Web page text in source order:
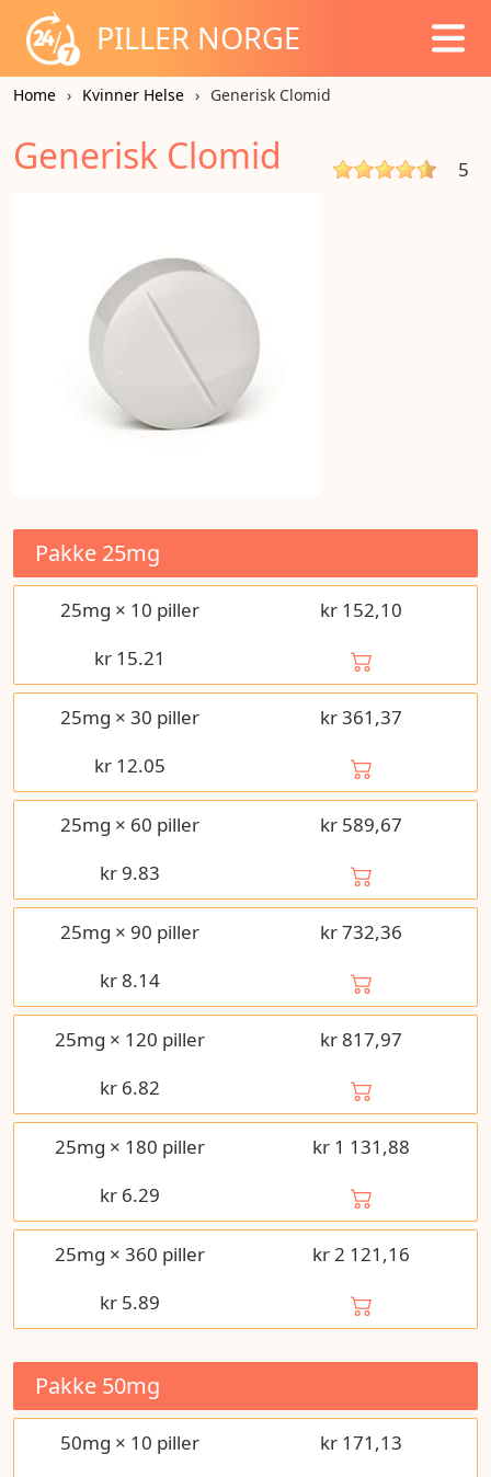
PILLER NORGE
Home Kvinner Helse Generisk Clomid
Generisk Clomid 5
Pakke 25mg
25mg × 10 piller
kr 152,10
kr 15.21
25mg × 30 piller
kr 361,37
kr 12.05
25mg × 60 piller
kr 589,67
kr9.83
25mg × 90 piller
kr 732,36
kr8.14
25mg × 120 piller
kr 817,97
kr 6.82
25mg × 180 piller
kr 1 131,88
kr 6.29
25mg × 360 piller
kr 2 121,16
kr 5.89
Pakke 50mg
50mg × 10 piller
kr 171,13